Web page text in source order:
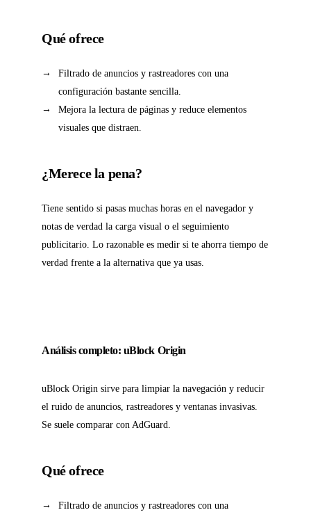
Qué ofrece
Filtrado de anuncios y rastreadores con una
configuración bastante sencilla.
Mejora la lectura de páginas y reduce elementos
visuales que distraen.
¿Merece la pena?
Tiene sentido si pasas muchas horas en el navegador y
notas de verdad la carga visual o el seguimiento
publicitario. Lo razonable es medir si te ahorra tiempo de
verdad frente a la alternativa que ya usas.
Análisis completo: uBlock Origin
uBlock Origin sirve para limpiar la navegación y reducir
el ruido de anuncios, rastreadores y ventanas invasivas.
Se suele comparar con AdGuard.
Qué ofrece
Filtrado de anuncios y rastreadores con una